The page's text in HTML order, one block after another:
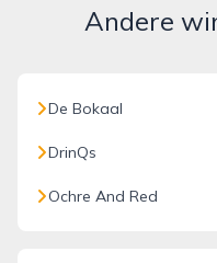
Andere
De Bokaal
DrinQs
Ochre And Red